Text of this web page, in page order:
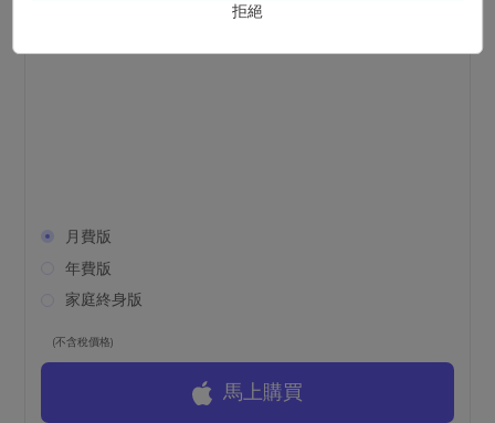
音，具備多個進階功能：遊戲錄影、音訊錄製等，一
月費版
年費版
家庭終身版
(不含稅價格)
馬上購買
拒絕